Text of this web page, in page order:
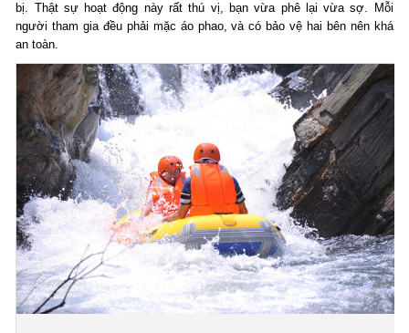
bị. Thật sự hoạt động này rất thú vị, bạn vừa phê lại vừa sợ. Mỗi
người tham gia đều phải mặc áo phao, và có bảo vệ hai bên nên khá
an toàn.